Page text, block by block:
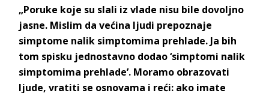
„Poruke koje su slali iz vlade nisu bile dovoljno
jasne. Mislim da većina ljudi prepoznaje
simptome nalik simptomima prehlade. Ja bih
tom spisku jednostavno dodao ‘simptomi nalik
simptomima prehlade’. Moramo obrazovati
ljude, vratiti se osnovama i reći: ako imate